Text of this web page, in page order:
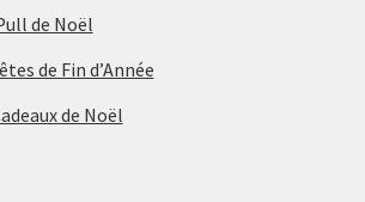
de Noël
de Fin d’Année
de Noël